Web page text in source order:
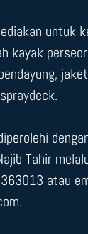
untuk
kayak
jaket
Tahir
atau